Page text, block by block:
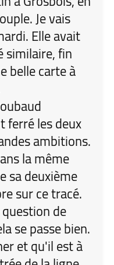
Je vais
Elle avait
fin
belle carte à
ferré les deux
ambitions.
la même
sa deuxième
sur ce tracé.
de
se passe bien.
et qu'il est à